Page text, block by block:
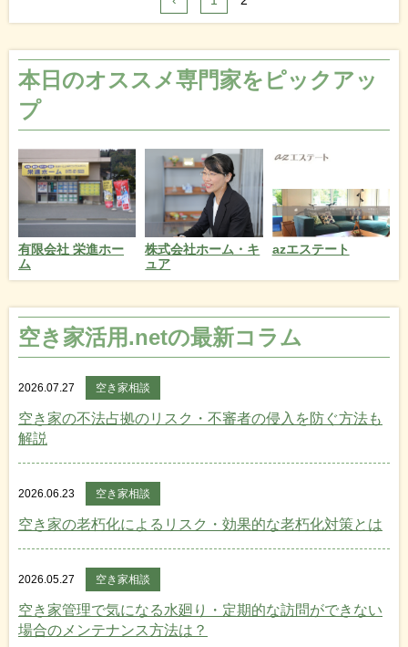
本日のオススメ専門家をピックアッ
プ
有限会社 栄進ホー
ム
株式会社ホーム・キ
ュア
azエステート
空き家活用.netの最新コラム
2026.07.27 空き家相談
空き家の不法占拠のリスク・不審者の侵入を防ぐ方法も
解説
2026.06.23 空き家相談
空き家の老朽化によるリスク・効果的な老朽化対策とは
2026.05.27 空き家相談
空き家管理で気になる水廻り・定期的な訪問ができない
場合のメンテナンス方法は？